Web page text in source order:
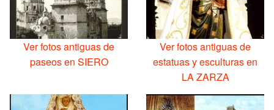
Ver fotos antiguas de
paseos en SIERO
Ver fotos antiguas de
estatuas y esculturas en
LA ZARZA